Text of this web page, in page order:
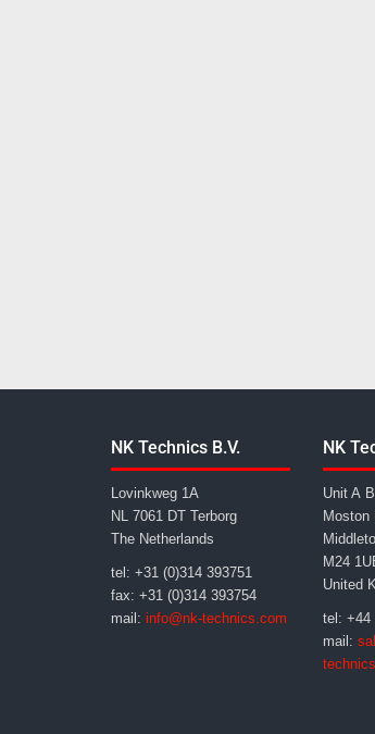
NK Technics B.V.
Lovinkweg 1A
NL 7061 DT Terborg
The Netherlands
tel: +31 (0)314 393751
fax: +31 (0)314 393754
mail: info@nk-technics.com
NK
Unit A
Moston
M24
United
tel: +44
mail: